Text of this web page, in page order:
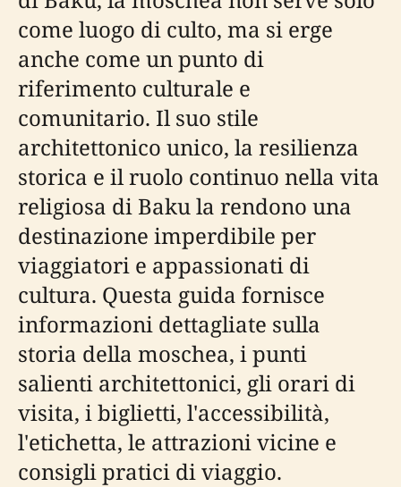
come luogo di culto, ma si erge
anche come un punto di
riferimento culturale e
comunitario. Il suo stile
architettonico unico, la resilienza
storica e il ruolo continuo nella vita
religiosa di Baku la rendono una
destinazione imperdibile per
viaggiatori e appassionati di
cultura. Questa guida fornisce
informazioni dettagliate sulla
storia della moschea, i punti
salienti architettonici, gli orari di
visita, i biglietti, l'accessibilità,
l'etichetta, le attrazioni vicine e
consigli pratici di viaggio.